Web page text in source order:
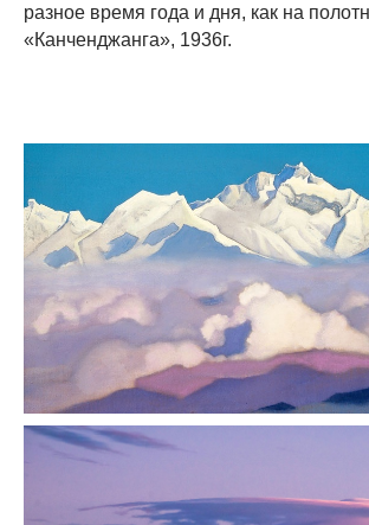
разное время года и дня, как на
«Канченджанга», 1936г.